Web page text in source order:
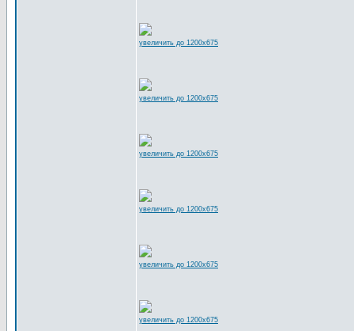
увеличить до 1200x675
увеличить до 1200x675
увеличить до 1200x675
увеличить до 1200x675
увеличить до 1200x675
увеличить до 1200x675